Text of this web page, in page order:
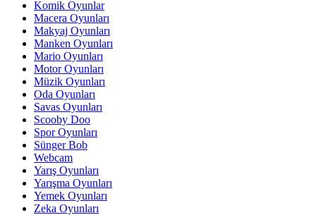
Komik Oyunlar
Macera Oyunları
Makyaj Oyunları
Manken Oyunları
Mario Oyunları
Motor Oyunları
Müzik Oyunları
Oda Oyunları
Savas Oyunları
Scooby Doo
Spor Oyunları
Sünger Bob
Webcam
Yarış Oyunları
Yarışma Oyunları
Yemek Oyunları
Zeka Oyunları